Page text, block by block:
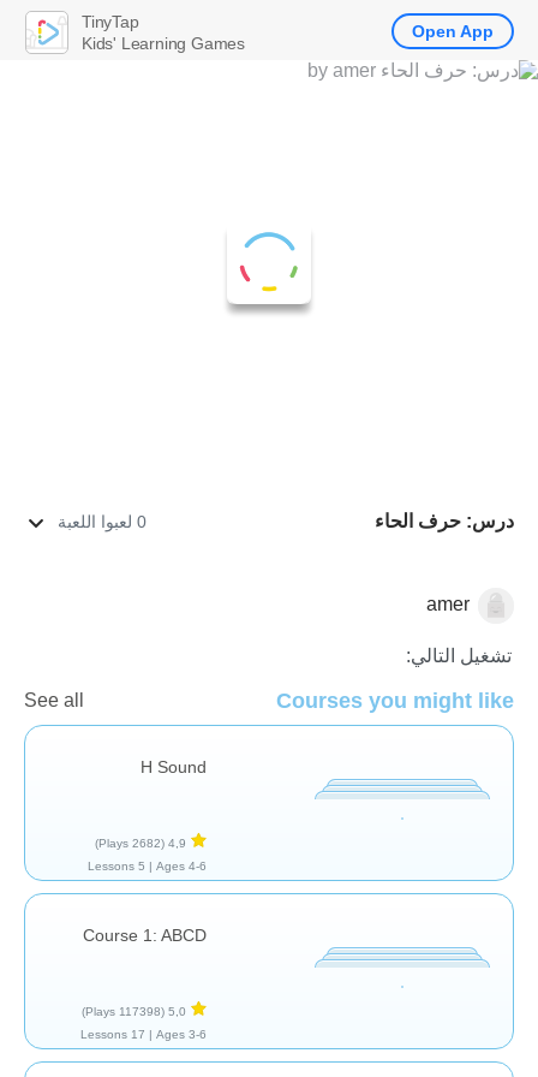
درس: حرف الحاء 0 لعبوا اللعبة
الأصوات والحروف
amer
تشغيل التالي:
Courses you might like
See all
H Sound
4,9
(2682 Plays)
Ages 4-6 |
5 Lessons
Course 1: ABCD
5,0
(117398 Plays)
Ages 3-6 |
17 Lessons
TinyTap
Kids' Learning Games
Open App